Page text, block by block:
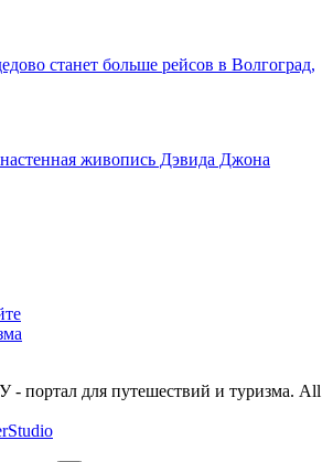
станет больше рейсов в Волгоград,
живопись Дэвида Джона
портал для путешествий и туризма. All